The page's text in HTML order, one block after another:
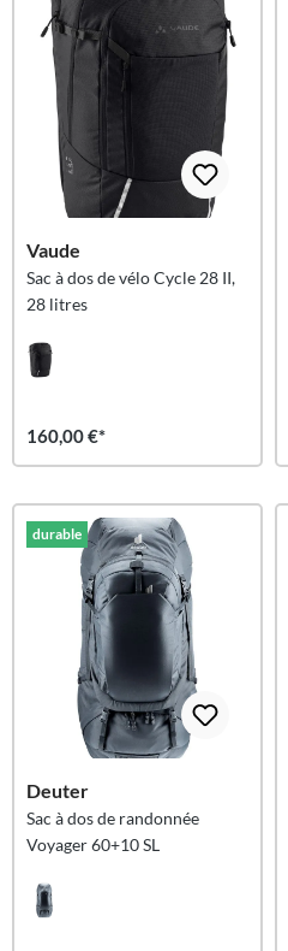
Vaude
Sac à dos de vélo Cycle 28 II,
28 litres
160,00 €*
durable
Deuter
Sac à dos de randonnée
Voyager 60+10 SL